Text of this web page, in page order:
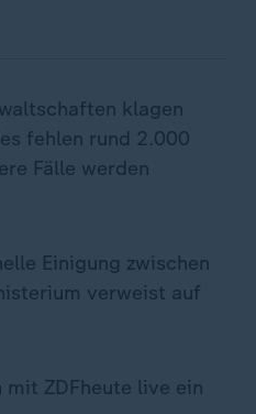
klagen
fehlen rund 2.000
Fälle werden
Einigung zwischen
verweist auf
ZDFheute live ein